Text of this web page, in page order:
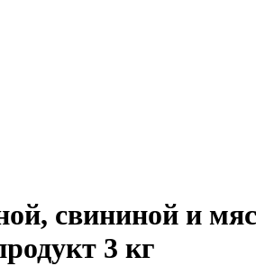
свининой и
3 кг